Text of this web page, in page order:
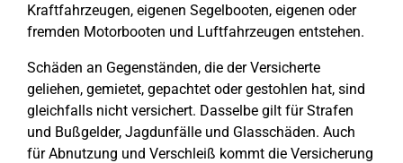
Kraftfahrzeugen, eigenen Segelbooten, eigenen oder
fremden Motorbooten und Luftfahrzeugen entstehen.
Schäden an Gegenständen, die der Versicherte
geliehen, gemietet, gepachtet oder gestohlen hat, sind
gleichfalls nicht versichert. Dasselbe gilt für Strafen
und Bußgelder, Jagdunfälle und Glasschäden. Auch
für Abnutzung und Verschleiß kommt die Versicherung